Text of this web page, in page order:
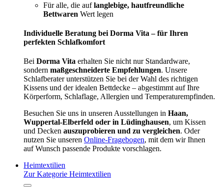
Für alle, die auflanglebige, hautfreundliche
Bettwaren Wert legen
Individuelle Beratung bei Dorma Vita – für Ihren
perfekten Schlafkomfort
Bei Dorma Vita erhalten Sie nicht nur Standardware,
sondern maßgeschneiderte Empfehlungen. Unsere
Schlafberater unterstützen Sie bei der Wahl des richtigen
Kissens und der idealen Bettdecke – abgestimmt auf Ihre
Körperform, Schlaflage, Allergien und Temperaturempfinden.
Besuchen Sie uns in unseren Ausstellungen in Haan,
Wuppertal-Elberfeld oder in Lüdinghausen, um Kissen
und Decken auszuprobieren und zu vergleichen. Oder
nutzen Sie unseren Online-Fragebogen, mit dem wir Ihnen
auf Wunsch passende Produkte vorschlagen.
Heimtextilien
Zur Kategorie Heimtextilien